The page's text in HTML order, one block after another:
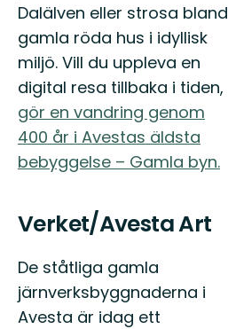
Dalälven eller strosa bland
gamla röda hus i idyllisk
miljö. Vill du uppleva en
digital resa tillbaka i tiden,
gör en vandring genom
400 år i Avestas äldsta
bebyggelse – Gamla byn.
Verket/Avesta Art
De ståtliga gamla
järnverksbyggnaderna i
Avesta är idag ett